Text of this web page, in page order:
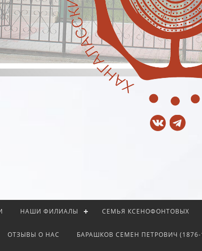
НАШИ ФИЛИАЛЫ СЕМЬЯ КСЕНОФОНТОВЫХ
ОТЗЫВЫ О НАС БАРАШКОВ СЕМЕН ПЕТРОВИЧ (1876-